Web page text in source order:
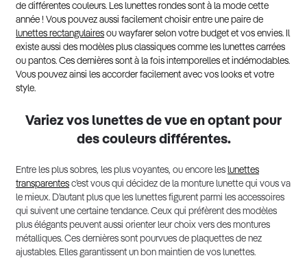
de différentes couleurs. Les lunettes rondes sont à la mode cette
année ! Vous pouvez aussi facilement choisir entre une paire de
lunettes rectangulaires ou wayfarer selon votre budget et vos envies. Il
existe aussi des modèles plus classiques comme les lunettes carrées
ou pantos. Ces dernières sont à la fois intemporelles et indémodables.
Vous pouvez ainsi les accorder facilement avec vos looks et votre
style.
Variez vos lunettes de vue en optant pour
des couleurs différentes.
Entre les plus sobres, les plus voyantes, ou encore les lunettes
transparentes c’est vous qui décidez de la monture lunette qui vous va
le mieux. D’autant plus que les lunettes figurent parmi les accessoires
qui suivent une certaine tendance. Ceux qui préfèrent des modèles
plus élégants peuvent aussi orienter leur choix vers des montures
métalliques. Ces dernières sont pourvues de plaquettes de nez
ajustables. Elles garantissent un bon maintien de vos lunettes.